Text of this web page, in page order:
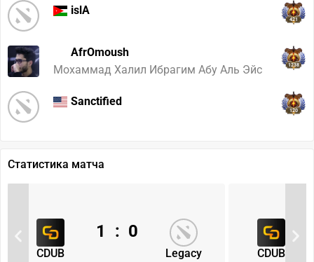
islA
421
AfrOmoush
Мохаммад Халил Ибрагим Абу Аль Эйс
1238
Sanctified
120
Статистика матча
CDUB Legacy
1 : 0
CDUB